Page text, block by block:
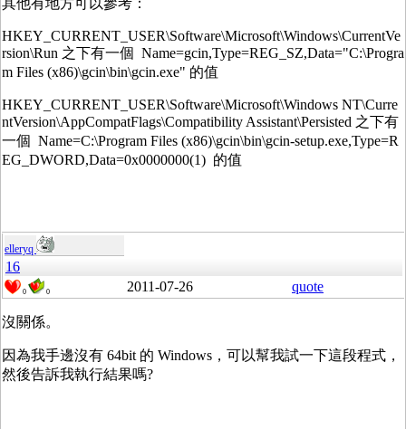
其他有地方可以參考：
HKEY_CURRENT_USER\Software\Microsoft\Windows\CurrentVe
rsion\Run 之下有一個 Name=gcin,Type=REG_SZ,Data="C:\Progra
m Files (x86)\gcin\bin\gcin.exe" 的值
HKEY_CURRENT_USER\Software\Microsoft\Windows NT\Curre
ntVersion\AppCompatFlags\Compatibility Assistant\Persisted 之下有
一個 Name=C:\Program Files (x86)\gcin\bin\gcin-setup.exe,Type=R
EG_DWORD,Data=0x0000000(1) 的值
elleryq
16
0 0 2011-07-26 quote
沒關係。
因為我手邊沒有 64bit 的 Windows，可以幫我試一下這段程式，
然後告訴我執行結果嗎?